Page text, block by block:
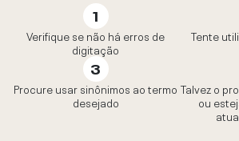
Verifique se não há erros de
digitação
Tente
Procure usar sinônimos ao termo
desejado
Talvez o
ou